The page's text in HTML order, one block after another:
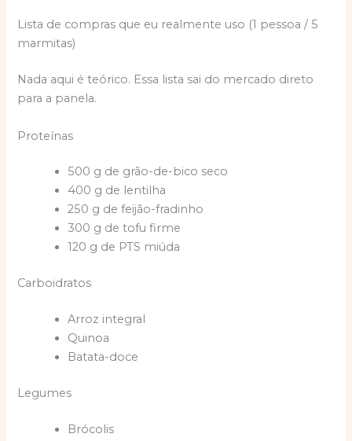
Lista de compras que eu realmente uso (1 pessoa / 5
marmitas)
Nada aqui é teórico. Essa lista sai do mercado direto
para a panela.
Proteínas
500 g de grão-de-bico seco
400 g de lentilha
250 g de feijão-fradinho
300 g de tofu firme
120 g de PTS miúda
Carboidratos
Arroz integral
Quinoa
Batata-doce
Legumes
Brócolis